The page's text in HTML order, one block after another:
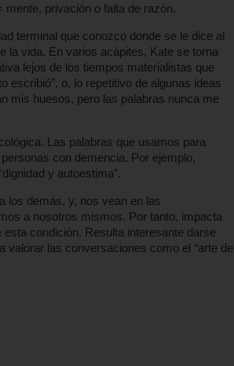
mente, privación o falta de razón.
terminal que conozco donde se le dice al
la vida. En varios acápites, Kate se torna
lejos de los tiempos materialistas que
escribió”, o, lo repetitivo de algunas ideas
mis huesos, pero las palabras nunca me
Las palabras que usamos para
con demencia. Por ejemplo,
y autoestima”.
los demás, y, nos vean en las
a nosotros mismos. Por tanto, impacta
condición. Resulta interesante darse
valorar las conversaciones como el “arte de